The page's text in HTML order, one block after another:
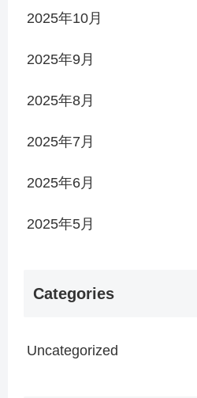
2025年10月
2025年9月
2025年8月
2025年7月
2025年6月
2025年5月
Categories
Uncategorized